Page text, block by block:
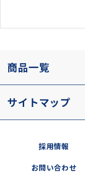
商品一覧
サイトマップ
採用情報
お問い合わせ